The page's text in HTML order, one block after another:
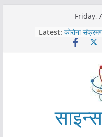
Friday,
Latest: कोरोना
विराटनगर
मकवानपुरमा
आयुर्वेद
मुख्यमन्त्री शाह
आकर्षण बढ्दै